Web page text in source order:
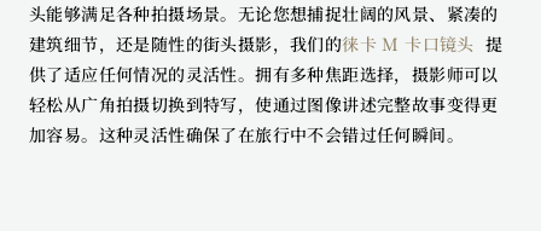
头能够满足各种拍摄场景。无论您想捕捉壮阔的风景、紧凑的
建筑细节，还是随性的街头摄影，我们的徕卡 M 卡口镜头 提
供了适应任何情况的灵活性。拥有多种焦距选择，摄影师可以
轻松从广角拍摄切换到特写，使通过图像讲述完整故事变得更
加容易。这种灵活性确保了在旅行中不会错过任何瞬间。